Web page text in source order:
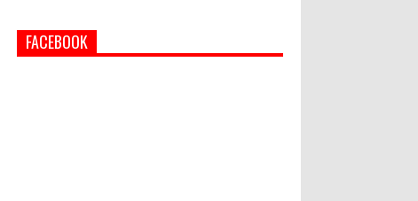
FACEBOOK